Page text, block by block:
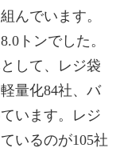
んでいます。
トンでした。
して、レジ袋
量化84社、バ
います。レジ
いるのが105社